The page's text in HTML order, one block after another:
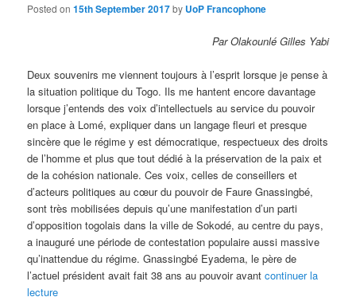
Posted on15th September 2017by UoP Francophone
Par Olakounlé Gilles Yabi
Deux souvenirs me viennent toujours à l’esprit lorsque je pense à
la situation politique du Togo. Ils me hantent encore davantage
lorsque j’entends des voix d’intellectuels au service du pouvoir
en place à Lomé, expliquer dans un langage fleuri et presque
sincère que le régime y est démocratique, respectueux des droits
de l’homme et plus que tout dédié à la préservation de la paix et
de la cohésion nationale. Ces voix, celles de conseillers et
d’acteurs politiques au cœur du pouvoir de Faure Gnassingbé,
sont très mobilisées depuis qu’une manifestation d’un parti
d’opposition togolais dans la ville de Sokodé, au centre du pays,
a inauguré une période de contestation populaire aussi massive
qu’inattendue du régime. Gnassingbé Eyadema, le père de
l’actuel président avait fait 38 ans au pouvoir avantcontinuer la
lecture